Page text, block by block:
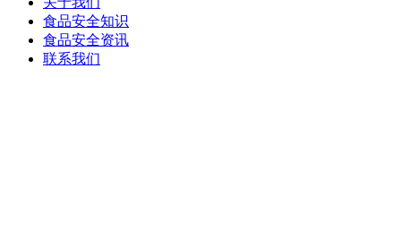
食品安全知识
食品安全资讯
联系我们